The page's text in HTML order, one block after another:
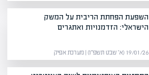
השפעת הפחתת הריבית על המשק
הישראלי: הזדמנויות ואתגרים
19/01/26 (א׳ שבט תשפ״ו) | מערכת אפיק